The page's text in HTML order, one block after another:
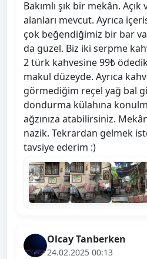
Bakımlı şık bir mekân.
alanları mevcut. Ayrıca
çok beğendiğimiz bir bar
da güzel. Biz iki serpme
2 türk kahvesine 99₺
makul düzeyde. Ayrıca
görmediğim reçel yağ bal
dondurma külahına
ağzınıza atabilirsiniz.
nazik. Tekrardan gelmek
tavsiye ederim :)
Olcay Tanberken
24.02.2025 00:13